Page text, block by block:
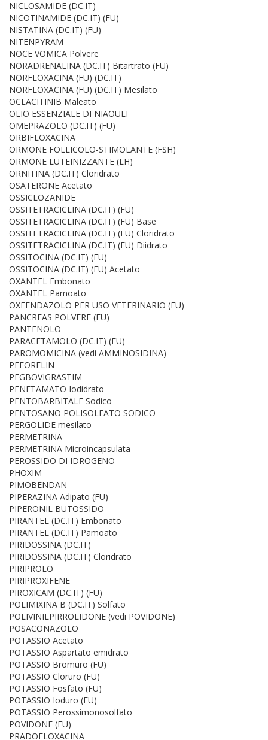
NICLOSAMIDE (DC.IT)
NICOTINAMIDE (DC.IT) (FU)
NISTATINA (DC.IT) (FU)
NITENPYRAM
NOCE VOMICA Polvere
NORADRENALINA (DC.IT) Bitartrato (FU)
NORFLOXACINA (FU) (DC.IT)
NORFLOXACINA (FU) (DC.IT) Mesilato
OCLACITINIB Maleato
OLIO ESSENZIALE DI NIAOULI
OMEPRAZOLO (DC.IT) (FU)
ORBIFLOXACINA
ORMONE FOLLICOLO-STIMOLANTE (FSH)
ORMONE LUTEINIZZANTE (LH)
ORNITINA (DC.IT) Cloridrato
OSATERONE Acetato
OSSICLOZANIDE
OSSITETRACICLINA (DC.IT) (FU)
OSSITETRACICLINA (DC.IT) (FU) Base
OSSITETRACICLINA (DC.IT) (FU) Cloridrato
OSSITETRACICLINA (DC.IT) (FU) Diidrato
OSSITOCINA (DC.IT) (FU)
OSSITOCINA (DC.IT) (FU) Acetato
OXANTEL Embonato
OXANTEL Pamoato
OXFENDAZOLO PER USO VETERINARIO (FU)
PANCREAS POLVERE (FU)
PANTENOLO
PARACETAMOLO (DC.IT) (FU)
PAROMOMICINA (vedi AMMINOSIDINA)
PEFORELIN
PEGBOVIGRASTIM
PENETAMATO Iodidrato
PENTOBARBITALE Sodico
PENTOSANO POLISOLFATO SODICO
PERGOLIDE mesilato
PERMETRINA
PERMETRINA Microincapsulata
PEROSSIDO DI IDROGENO
PHOXIM
PIMOBENDAN
PIPERAZINA Adipato (FU)
PIPERONIL BUTOSSIDO
PIRANTEL (DC.IT) Embonato
PIRANTEL (DC.IT) Pamoato
PIRIDOSSINA (DC.IT)
PIRIDOSSINA (DC.IT) Cloridrato
PIRIPROLO
PIRIPROXIFENE
PIROXICAM (DC.IT) (FU)
POLIMIXINA B (DC.IT) Solfato
POLIVINILPIRROLIDONE (vedi POVIDONE)
POSACONAZOLO
POTASSIO Acetato
POTASSIO Aspartato emidrato
POTASSIO Bromuro (FU)
POTASSIO Cloruro (FU)
POTASSIO Fosfato (FU)
POTASSIO Ioduro (FU)
POTASSIO Perossimonosolfato
POVIDONE (FU)
PRADOFLOXACINA